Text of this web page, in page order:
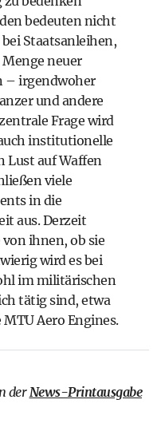
bedeuten nicht
Staatsanleihen,
neuer
– irgendwoher
und andere
Frage wird
institutionelle
Lust auf Waffen
viele
in die
aus. Derzeit
ihnen, ob sie
wird es bei
im militärischen
tätig sind, etwa
Aero Engines.
der News-Printausgabe